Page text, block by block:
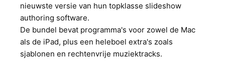
nieuwste versie van hun topklasse slideshow
authoring software.
De bundel bevat programma's voor zowel de Mac
als de iPad, plus een heleboel extra's zoals
sjablonen en rechtenvrije muziektracks.